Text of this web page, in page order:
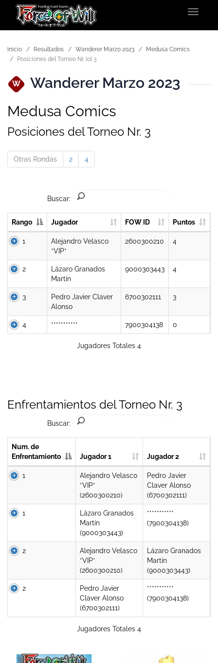
Toggle
Inicio Resultados Wanderer Marzo 2023
Medusa Comics
Posiciones del Torneo Nr. {0} 3
W
Wanderer Marzo 2023
Medusa Comics
Posiciones del Torneo Nr. 3
Otras Rondas 2 4
Buscar:
Rango Jugador FOW ID Puntos
1
Alejandro Velasco
*VIP*
2600300210 4
2
Lázaro Granados
Martín
9000303443 4
3
Pedro Javier Claver
Alonso
6700302111 3
4 *********** 7900304138 0
Jugadores Totales 4
Enfrentamientos del Torneo Nr. 3
Buscar:
Num. de
Enfrentamiento
Jugador 1 Jugador 2
1
Alejandro Velasco
*VIP*
(2600300210)
Pedro Javier
Claver Alonso
(6700302111)
1
Lázaro Granados
Martín
(9000303443)
***********
(7900304138)
2
Alejandro Velasco
*VIP*
(2600300210)
Lázaro Granados
Martín
(9000303443)
2
Pedro Javier
Claver Alonso
(6700302111)
***********
(7900304138)
Jugadores Totales 4